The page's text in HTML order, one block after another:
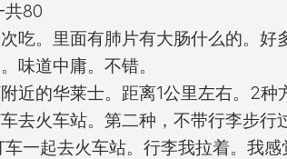
共80
吃。里面有肺片有大肠什么的。好
味道中庸。不错。
近的华莱士。距离1公里左右。2种
去火车站。第二种，不带行李步行
车一起去火车站。行李我拉着。我